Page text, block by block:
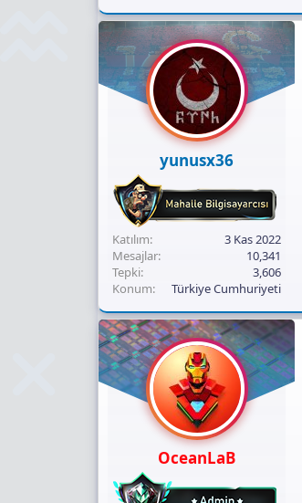
yunusx36
Katılım
3 Kas 2022
Mesajlar
10,341
Tepki
3,606
Konum
Türkiye Cumhuriyeti
OceanLaB